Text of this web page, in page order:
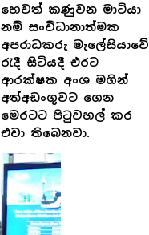
හෙවත් කණුවන මාටියා
නම් සංවිධානාත්මක
අපරාධකරු මැලේසියාවේ
රැදී සිටියදී එරට
ආරක්ෂක අංශ මගින්
අත්අඩංගුවට ගෙන
මෙරටට පිටුවහල් කර
එවා තිබෙනවා.